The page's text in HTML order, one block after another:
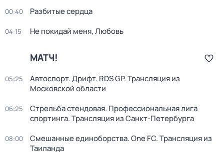
00:40 Разбитые сердца
04:15 Не покидай меня, Любовь
МАТЧ!
05:25
Автоспорт. Дрифт. RDS GP. Трансляция из
Московской области
06:25
Стрельба стендовая. Профессиональная лига
спортинга. Трансляция из Санкт-Петербурга
08:00
Смешанные единоборства. One FC. Трансляция из
Таиланда